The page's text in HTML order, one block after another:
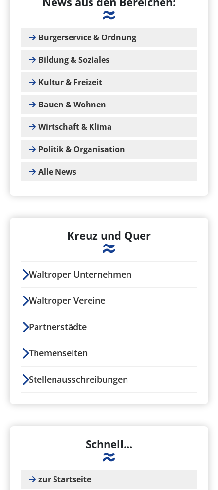
Bürgerservice & Ordnung
Bildung & Soziales
Kultur & Freizeit
Bauen & Wohnen
Wirtschaft & Klima
Politik & Organisation
Alle News
Kreuz und Quer
Waltroper Unternehmen
Waltroper Vereine
Partnerstädte
Themenseiten
Stellenausschreibungen
Schnell...
zur Startseite